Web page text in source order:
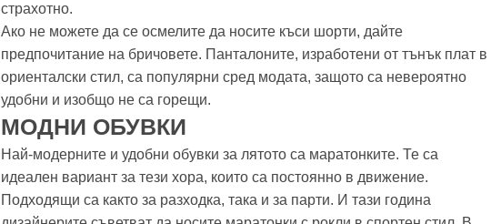
страхотно.
Ако не можете да се осмелите да носите къси шорти, дайте
предпочитание на бричовете. Панталоните, изработени от тънък плат в
ориенталски стил, са популярни сред модата, защото са невероятно
удобни и изобщо не са горещи.
МОДНИ ОБУВКИ
Най-модерните и удобни обувки за лятото са маратонките. Те са
идеален вариант за тези хора, които са постоянно в движение.
Подходящи са както за разходка, така и за парти. И тази година